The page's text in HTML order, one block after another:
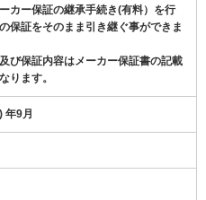
カー保証の継承手続き(有料）を行
保証をそのまま引き継ぐ事ができま
び保証内容はメーカー保証書の記載
ります。
年9月